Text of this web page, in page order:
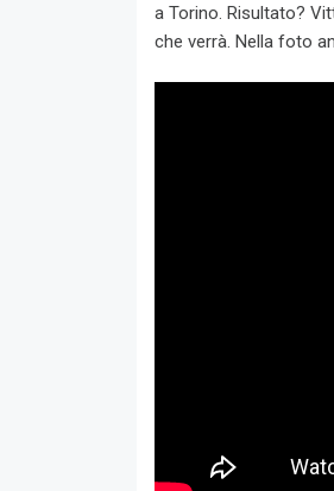
a Torino. Risultato?
che verrà. Nella foto